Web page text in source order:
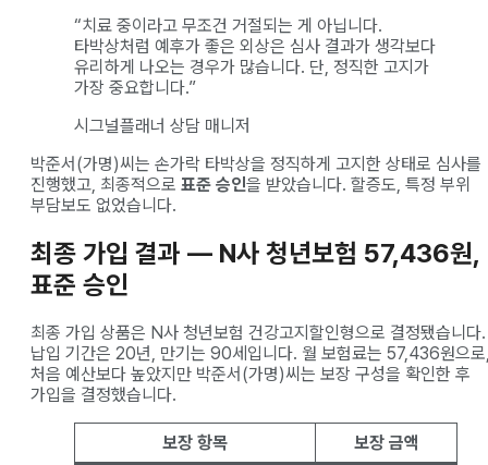
“치료 중이라고 무조건 거절되는 게 아닙니다.
타박상처럼 예후가 좋은 외상은 심사 결과가 생각보다
유리하게 나오는 경우가 많습니다. 단, 정직한 고지가
가장 중요합니다.”
시그널플래너 상담 매니저
박준서(가명)씨는 손가락 타박상을 정직하게 고지한 상태로 심사를
진행했고, 최종적으로 표준 승인을 받았습니다. 할증도, 특정 부위
부담보도 없었습니다.
최종 가입 결과 — N사 청년보험 57,436원,
표준 승인
최종 가입 상품은 N사 청년보험 건강고지할인형으로 결정됐습니다.
납입 기간은 20년, 만기는 90세입니다. 월 보험료는 57,436원으
처음 예산보다 높았지만 박준서(가명)씨는 보장 구성을 확인한 후
가입을 결정했습니다.
보장 항목 보장 금액